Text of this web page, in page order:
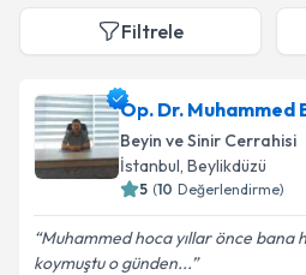
Filtrele
Op. Dr. Muhammed
Beyin ve Sinir Cerrahisi
İstanbul, Beylikdüzü
5 (10 Değerlendirme)
Muhammed hoca yıllar önce bana
koymuştu o günden...